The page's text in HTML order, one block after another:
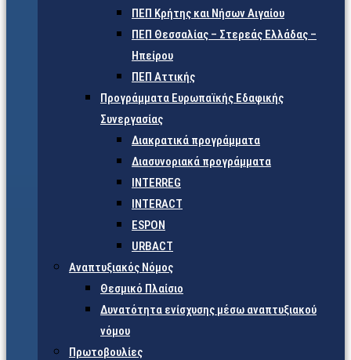
ΠΕΠ Κρήτης και Νήσων Αιγαίου
ΠΕΠ Θεσσαλίας – Στερεάς Ελλάδας –
Ηπείρου
ΠΕΠ Αττικής
Προγράμματα Ευρωπαϊκής Εδαφικής
Συνεργασίας
Διακρατικά προγράμματα
Διασυνοριακά προγράμματα
INTERREG
INTERACT
ESPON
URBACT
Αναπτυξιακός Νόμος
Θεσμικό Πλαίσιο
Δυνατότητα ενίσχυσης μέσω αναπτυξιακού
νόμου
Πρωτοβουλίες